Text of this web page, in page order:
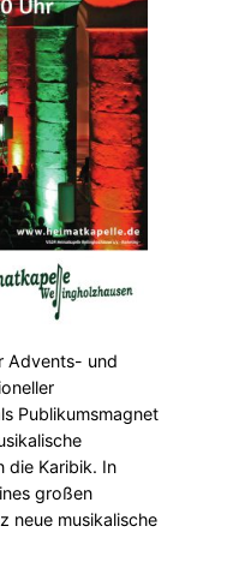
Advents- und
Publikumsmagnet
die Karibik. In
großen
neue musikalische